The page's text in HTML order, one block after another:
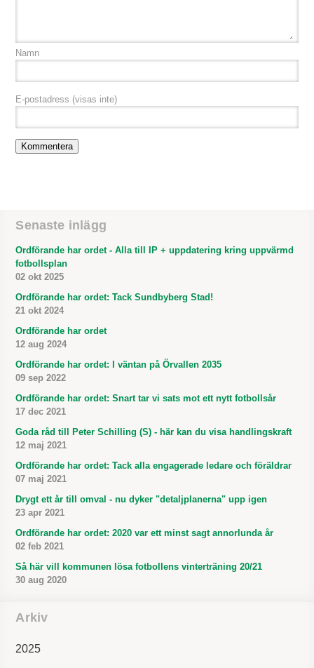
Namn
E-postadress (visas inte)
Senaste inlägg
Ordförande har ordet - Alla till IP + uppdatering kring uppvärmd
fotbollsplan
02 okt 2025
Ordförande har ordet: Tack Sundbyberg Stad!
21 okt 2024
Ordförande har ordet
12 aug 2024
Ordförande har ordet: I väntan på Örvallen 2035
09 sep 2022
Ordförande har ordet: Snart tar vi sats mot ett nytt fotbollsår
17 dec 2021
Goda råd till Peter Schilling (S) - här kan du visa handlingskraft
12 maj 2021
Ordförande har ordet: Tack alla engagerade ledare och föräldrar
07 maj 2021
Drygt ett år till omval - nu dyker "detaljplanerna" upp igen
23 apr 2021
Ordförande har ordet: 2020 var ett minst sagt annorlunda år
02 feb 2021
Så här vill kommunen lösa fotbollens vinterträning 20/21
30 aug 2020
Arkiv
2025